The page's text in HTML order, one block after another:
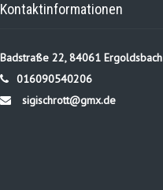
Kontaktinformationen
Badstraße 22, 84061 Ergoldsbach
016090540206
sigischrott@gmx.de